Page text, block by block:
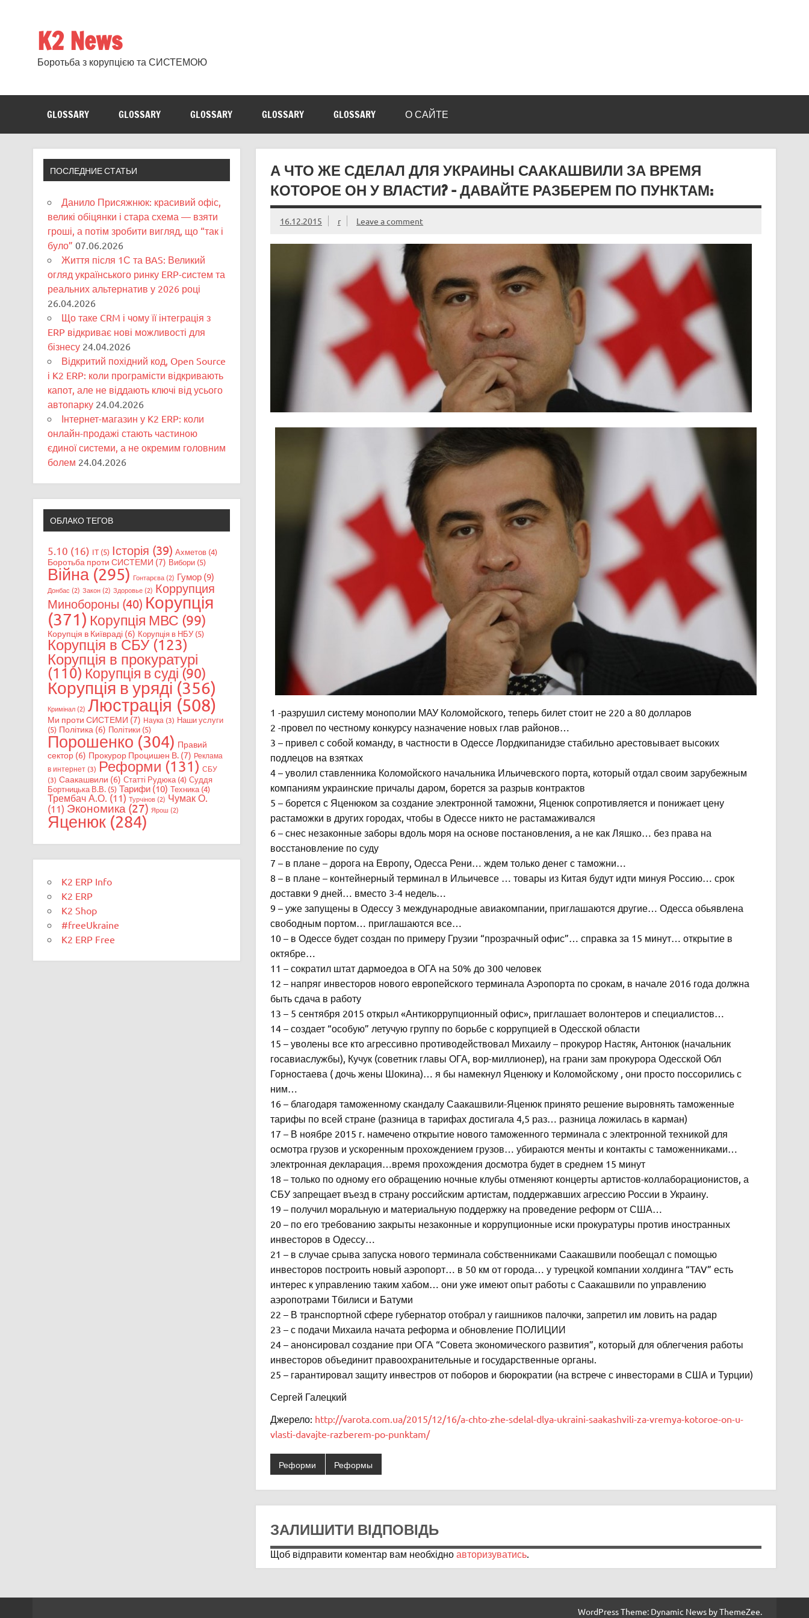
K2 News
Боротьба з корупцією та СИСТЕМОЮ
GLOSSARY GLOSSARY GLOSSARY GLOSSARY GLOSSARY О САЙТЕ
А ЧТО ЖЕ СДЕЛАЛ ДЛЯ УКРАИНЫ СААКАШВИЛИ ЗА ВРЕМЯ
КОТОРОЕ ОН У ВЛАСТИ? – ДАВАЙТЕ РАЗБЕРЕМ ПО ПУНКТАМ:
16.12.2015 r Leave a comment
1 -разрушил систему монополии МАУ Коломойского, теперь билет стоит не 220 а 80 долларов
2 -провел по честному конкурсу назначение новых глав районов…
3 – привел с собой команду, в частности в Одессе Лордкипанидзе стабильно арестовывает высоких
подлецов на взятках
4 – уволил ставленника Коломойского начальника Ильичевского порта, который отдал своим зарубежным
компаниям украинские причалы даром, борется за разрыв контрактов
5 – борется с Яценюком за создание электронной таможни, Яценюк сопротивляется и понижает цену
растаможки в других городах, чтобы в Одессе никто не растамаживался
6 – снес незаконные заборы вдоль моря на основе постановления, а не как Ляшко… без права на
восстановление по суду
7 – в плане – дорога на Европу, Одесса Рени… ждем только денег с таможни…
8 – в плане – контейнерный терминал в Ильичевсе … товары из Китая будут идти минуя Россию… срок
доставки 9 дней… вместо 3-4 недель…
9 – уже запущены в Одессу 3 международные авиакомпании, приглашаются другие… Одесса обьявлена
свободным портом… приглашаются все…
10 – в Одессе будет создан по примеру Грузии “прозрачный офис”… справка за 15 минут… открытие в
октябре…
11 – сократил штат дармоедоа в ОГА на 50% до 300 человек
12 – напряг инвесторов нового европейского терминала Аэропорта по срокам, в начале 2016 года должна
быть сдача в работу
13 – 5 сентября 2015 открыл «Антикоррупционный офис», приглашает волонтеров и специалистов…
14 – создает “особую” летучую группу по борьбе с коррупцией в Одесской области
15 – уволены все кто агрессивно противодействовал Михаилу – прокурор Настяк, Антонюк (начальник
госавиаслужбы), Кучук (советник главы ОГА, вор-миллионер), на грани зам прокурора Одесской Обл
Горностаева ( дочь жены Шокина)… я бы намекнул Яценюку и Коломойскому , они просто поссорились с
ним…
16 – благодаря таможенному скандалу Саакашвили-Яценюк принято решение выровнять таможенные
тарифы по всей стране (разница в тарифах достигала 4,5 раз… разница ложилась в карман)
17 – В ноябре 2015 г. намечено открытие нового таможенного терминала с электронной техникой для
осмотра грузов и ускоренным прохождением грузов… убираются менты и контакты с таможенниками…
электронная декларация…время прохождения досмотра будет в среднем 15 минут
18 – только по одному его обращению ночные клубы отменяют концерты артистов-коллаборационистов, а
СБУ запрещает въезд в страну российским артистам, поддержавших агрессию России в Украину.
19 – получил моральную и материальную поддержку на проведение реформ от США…
20 – по его требованию закрыты незаконные и коррупционные иски прокуратуры против иностранных
инвесторов в Одессу…
21 – в случае срыва запуска нового терминала собственниками Саакашвили пообещал с помощью
инвесторов построить новый аэропорт… в 50 км от города… у турецкой компании холдинга “TAV” есть
интерес к управлению таким хабом… они уже имеют опыт работы с Саакашвили по управлению
аэропотрами Тбилиси и Батуми
22 – В транспортной сфере губернатор отобрал у гаишников палочки, запретил им ловить на радар
23 – с подачи Михаила начата реформа и обновление ПОЛИЦИИ
24 – анонсировал создание при ОГА “Совета экономического развития”, который для облегчения работы
инвесторов объединит правоохранительные и государственные органы.
25 – гарантировал защиту инвестров от поборов и бюрократии (на встрече с инвесторами в США и Турции)
Сергей Галецкий
Джерело: http://varota.com.ua/2015/12/16/a-chto-zhe-sdelal-dlya-ukraini-saakashvili-za-vremya-kotoroe-on-u-
vlasti-davajte-razberem-po-punktam/
Реформи Реформы
ЗАЛИШИТИ ВІДПОВІДЬ
Щоб відправити коментар вам необхідно авторизуватись.
ПОСЛЕДНИЕ СТАТЬИ
Данило Присяжнюк: красивий офіс,
великі обіцянки і стара схема — взяти
гроші, а потім зробити вигляд, що “так і
було” 07.06.2026
Життя після 1С та BAS: Великий
огляд українського ринку ERP-систем та
реальних альтернатив у 2026 році
26.04.2026
Що таке CRM і чому її інтеграція з
ERP відкриває нові можливості для
бізнесу 24.04.2026
Відкритий похідний код, Open Source
і K2 ERP: коли програмісти відкривають
капот, але не віддають ключі від усього
автопарку 24.04.2026
Інтернет-магазин у K2 ERP: коли
онлайн-продажі стають частиною
єдиної системи, а не окремим головним
болем 24.04.2026
ОБЛАКО ТЕГОВ
5.10 (16) IT(5) Історія (39) Ахметов(4)
Боротьба проти СИСТЕМИ (7) Вибори(5)
Війна(295) Гонтарєва(2) Гумор(9)
Донбас (2) Закон(2) Здоровье(2) Коррупция
Минобороны (40) Корупція
(371) Корупція МВС (99)
Корупція в Київраді(6) Корупція в НБУ(5)
Корупція в СБУ(123)
Корупція в прокуратурі
(110) Корупція в суді(90)
Корупція в уряді(356)
Кримінал(2) Люстрація (508)
Ми проти СИСТЕМИ (7) Наука(3) Наши услуги
(5) Політика (6) Політики(5)
Порошенко (304) Правий
сектор(6) Прокурор Процишен В.(7) Реклама
в интернет(3) Реформи (131) СБУ
(3) Саакашвили (6) Статті Рудюка(4) Суддя
Бортницька В.В.(5) Тарифи(10) Техника(4)
Трембач А.О. (11) Турчінов(2) Чумак О.
(11) Экономика (27) Ярош (2)
Яценюк(284)
K2 ERP Info
K2 ERP
K2 Shop
#freeUkraine
K2 ERP Free
WordPress Theme: Dynamic News by ThemeZee.